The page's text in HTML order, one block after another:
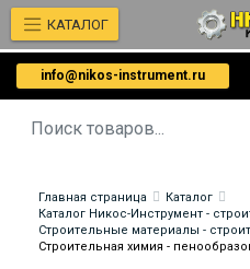
info@nikos-instrument.ru
КАТАЛОГ
Главная страница
Каталог
Каталог Никос-Инструмент -
Строительные материалы -
Строительная химия -